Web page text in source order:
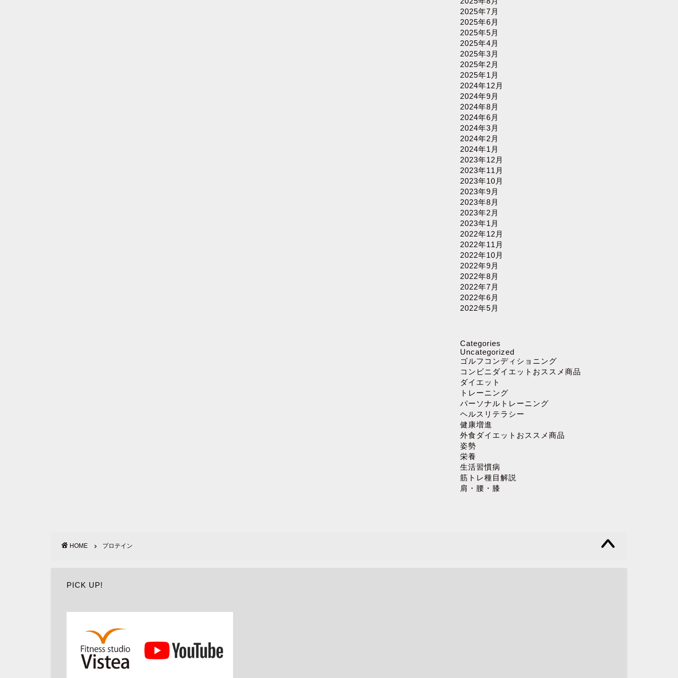
2025年7月
2025年6月
2025年5月
2025年4月
2025年3月
2025年2月
2025年1月
2024年12月
2024年9月
2024年8月
2024年6月
2024年3月
2024年2月
2024年1月
2023年12月
2023年11月
2023年10月
2023年9月
2023年8月
2023年2月
2023年1月
2022年12月
2022年11月
2022年10月
2022年9月
2022年8月
2022年7月
2022年6月
2022年5月
Categories
Uncategorized
ゴルフコンディショニング
コンビニダイエットおススメ商品
ダイエット
トレーニング
パーソナルトレーニング
ヘルスリテラシー
健康増進
外食ダイエットおススメ商品
姿勢
栄養
生活習慣病
筋トレ種目解説
肩・腰・膝
HOME プロテイン
PICK UP!